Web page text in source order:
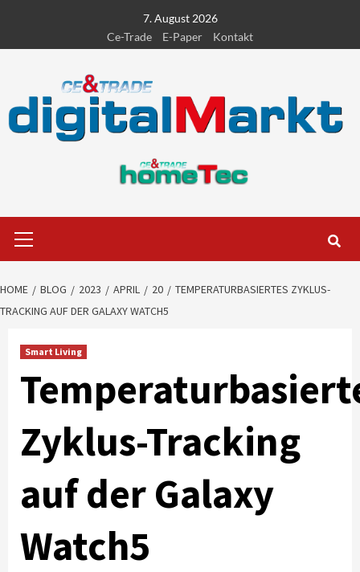
content
7. August 2026
Ce-Trade
E-Paper Kontakt
Menu
HOME BLOG 2023 APRIL 20
TEMPERATURBASIERTES ZYKLUS-
TRACKING AUF DER GALAXY WATCH5
Smart Living
Zyklus-Tracking
auf der Galaxy
Watch5